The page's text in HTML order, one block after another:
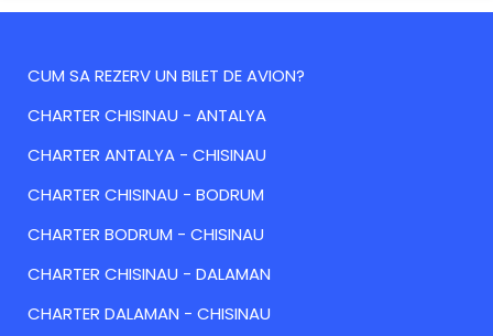
CUM SA REZERV UN BILET DE AVION?
CHARTER CHISINAU - ANTALYA
CHARTER ANTALYA - CHISINAU
CHARTER CHISINAU - BODRUM
CHARTER BODRUM - CHISINAU
CHARTER CHISINAU - DALAMAN
CHARTER DALAMAN - CHISINAU